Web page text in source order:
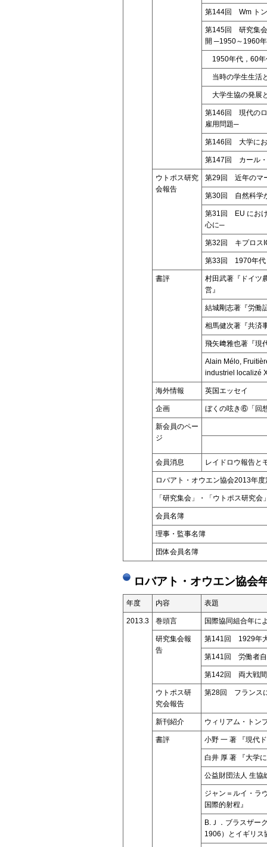
第144回 Wm トン
第145回 研究集会
開 ─1950～1960
1950年代，60年
当時の学生生活
大学生協の発展
第146回 現代のロ
雇用問題─
第146回 大学にお
第147回 カール・
ウトポス研究
会報告
第29回 近年のマ
第30回 自然科学
第31回 EU にお
心に─
第32回 キプロス
第33回 1970年代
書評
村田武著『ドイツ
営』
結城剛志著『労働
相馬健次著『共済
飛矢﨑雅也著『現
Alain Mélo,
industriel localizé
海外情報 英国エッセイ
企画 ぼくの呟き⑥「回
新会員のペー
ジ
会員消息 レイドロウ報告と
ロバアト・オウエン協会2013年
「研究集会」・「ウトポス研究会
会員名簿
理事・監事名簿
団体会員名簿
ロバアト・オウエン協
年度 内容 表題
2013.3 巻頭言 国際協同組合年に
研究集会報
告
第141回 1929年
第141回 労働者自
第142回 両大戦間
ウトポス研
究会報告
第28回 フランス
新刊紹介 ウィリアム・トン
書評 小野 一 著 『現代
白井 厚 著 『大学
公益財団法人 生協
ジャン＝ルイ・ラ
国際的射程』
B.Ｊ．ブラスザー
1906）とイギリス